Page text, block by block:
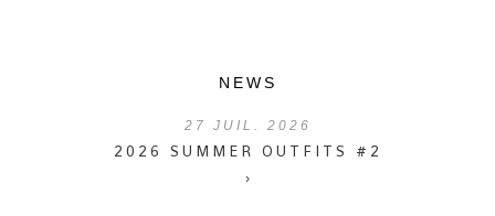
NEWS
27 JUIL. 2026
2026 SUMMER OUTFITS #2
›